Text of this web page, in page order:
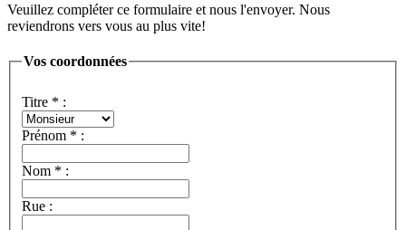
Veuillez compléter ce formulaire et nous l'envoyer. Nous
reviendrons vers vous au plus vite!
Vos coordonnées
Titre * :
Prénom * :
Nom * :
Rue :